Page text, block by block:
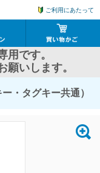
ご利用にあたって
用です。
願いします。
・タグキー共通）